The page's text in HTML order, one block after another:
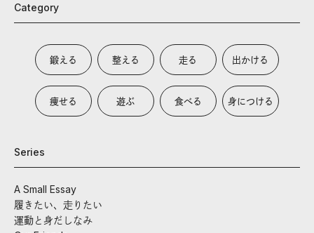
Category
鍛える 整える 走る 出かける
痩せる 遊ぶ 食べる 身につける
Series
A Small Essay
履きたい、走りたい
運動と身だしなみ